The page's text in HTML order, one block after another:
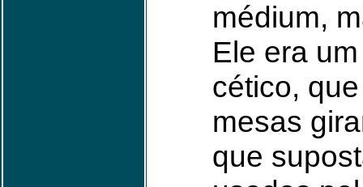
médium,
Ele era
cético,
mesas
que